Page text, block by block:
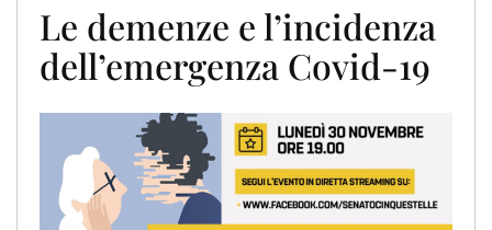
Le demenze e l’incidenza
dell’emergenza Covid-19